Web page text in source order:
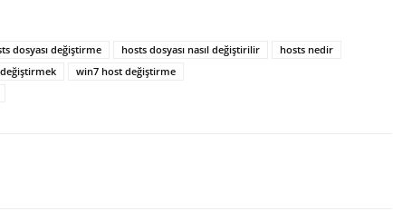
dosyası değiştirme hosts dosyası nasıl değiştirilir
hosts nedir
değiştirmek
win7 host değiştirme